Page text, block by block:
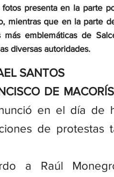
presenta en la parte
mientras que en la parte
más emblemáticas de
diversas autoridades.
SANTOS
DE
en el día de
de protestas
a Raúl